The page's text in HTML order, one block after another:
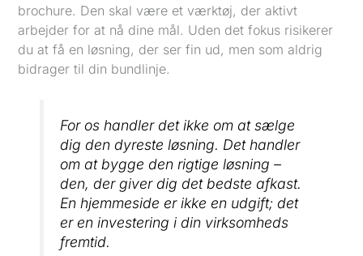
brochure. Den skal være et værktøj, der aktivt
arbejder for at nå dine mål. Uden det fokus risikerer
du at få en løsning, der ser fin ud, men som aldrig
bidrager til din bundlinje.
For os handler det ikke om at sælge
dig den dyreste løsning. Det handler
om at bygge den rigtige løsning –
den, der giver dig det bedste afkast.
En hjemmeside er ikke en udgift; det
er en investering i din virksomheds
fremtid.